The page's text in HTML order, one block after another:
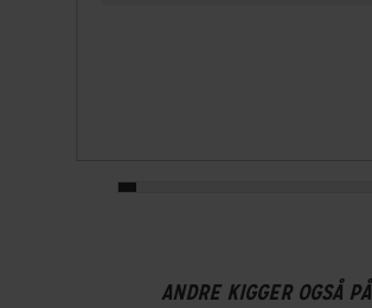
NTA-godkendt
ANDRE KIGGER OGSÅ PÅ